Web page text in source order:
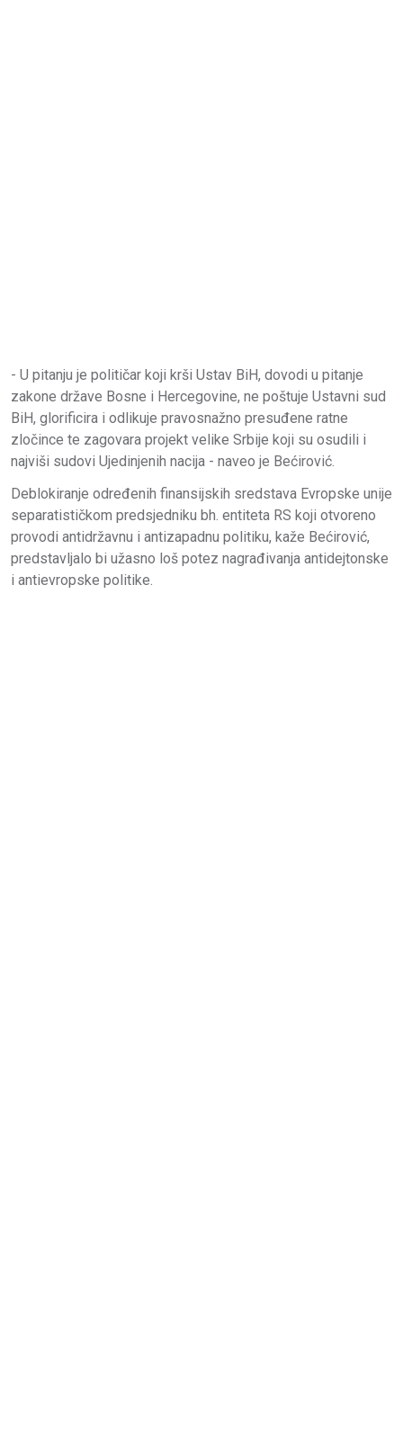
- U pitanju je političar koji krši Ustav BiH, dovodi u pitanje
zakone države Bosne i Hercegovine, ne poštuje Ustavni sud
BiH, glorificira i odlikuje pravosnažno presuđene ratne
zločince te zagovara projekt velike Srbije koji su osudili i
najviši sudovi Ujedinjenih nacija - naveo je Bećirović.
Deblokiranje određenih finansijskih sredstava Evropske unije
separatističkom predsjedniku bh. entiteta RS koji otvoreno
provodi antidržavnu i antizapadnu politiku, kaže Bećirović,
predstavljalo bi užasno loš potez nagrađivanja antidejtonske
i antievropske politike.